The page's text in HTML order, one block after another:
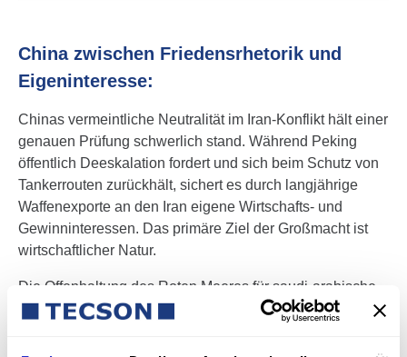
China zwischen Frie­dens­rhe­torik und
Eigen­in­ter­esse:
Chinas vermeint­liche Neutra­lität im Iran-Konflikt hält einer
genauen Prüfung schwer­lich stand. Während Peking
öffent­lich Dees­ka­la­tion fordert und sich beim Schutz von
Tanker­routen zurück­hält, sichert es durch lang­jäh­rige
Waffen­ex­porte an den Iran eigene Wirt­schafts- und
Gewinn­in­ter­essen. Das primäre Ziel der Großmacht ist
wirt­schaft­li­cher Natur.
Die Offen­hal­tung des Roten Meeres für saudi-arabische
Öllie­fe­rungen hat für China hohe Priorität. Um den Ener­
pflegt Peking sogar Kontakte zu poten­zi­ellen Blockie­rern